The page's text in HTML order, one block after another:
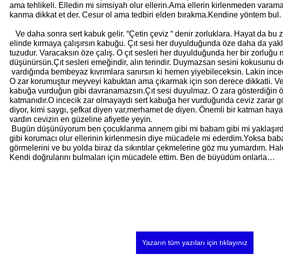
ama tehlikeli. Elledin mi simsiyah olur ellerin.Ama ellerin kirlenmeden
kanma dikkat et der. Cesur ol ama tedbiri elden bırakma.Kendine yöntem bul.
elinde kırmaya çalışırsın kabuğu. Çıt sesi her duyulduğunda öze daha da
tuzudur. Varacaksın öze çalış. O çıt sesleri her duyulduğunda her bir zorluğu
düşünürsün.Çıt sesleri emeğindir, alın terindir. Duymazsan sesini kokusunu
vardığında bembeyaz kıvrımlara sanırsın ki hemen yiyebileceksin. Lakin
O zar korumuştur meyveyi kabuktan ama çıkarmak için son derece dikkatli.
kabuğa vurduğun gibi davranamazsın.Çıt sesi duyulmaz. O zara gösterdiğin
katmanıdır.O incecik zar olmayaydı sert kabuğa her vurduğunda ceviz zarar
diyor, kimi saygı, şefkat diyen var,merhamet de diyen. Önemli bir katman
vardın cevizin en güzeline afiyetle yeyin.
gibi korumacı olur ellerinin kirlenmesin diye mücadele mi ederdim.Yoksa
görmelerini ve bu yolda biraz da sıkıntılar çekmelerine göz mu yumardım.
Kendi doğrularını bulmaları için mücadele ettim. Ben de büyüdüm onlarla…
Yazarın tüm yazıları için tıklayınız